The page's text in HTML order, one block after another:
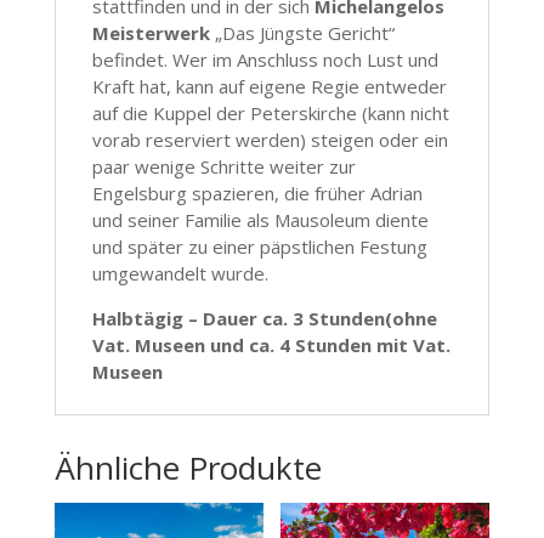
stattfinden und in der sich Michelangelos
Meisterwerk„Das Jüngste Gericht“
befindet. Wer im Anschluss noch Lust und
Kraft hat, kann auf eigene Regie entweder
auf die Kuppel der Peterskirche (kann nicht
vorab reserviert werden) steigen oder ein
paar wenige Schritte weiter zur
Engelsburg spazieren, die früher Adrian
und seiner Familie als Mausoleum diente
und später zu einer päpstlichen Festung
umgewandelt wurde.
Halbtägig – Dauer ca. 3 Stunden(ohne
Vat. Museen und ca. 4 Stunden mit Vat.
Museen
Ähnliche Produkte